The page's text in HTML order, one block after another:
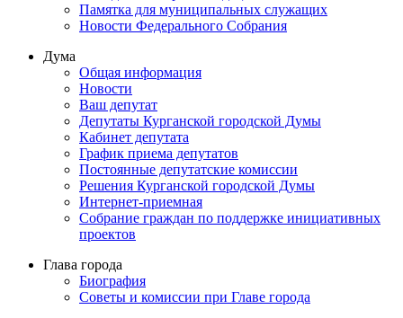
Памятка для муниципальных служащих
Новости Федерального Cобрания
Дума
Общая информация
Новости
Ваш депутат
Депутаты Курганской городской Думы
Кабинет депутата
График приема депутатов
Постоянные депутатские комиссии
Решения Курганской городской Думы
Интернет-приемная
Собрание граждан по поддержке инициативных
проектов
Глава города
Биография
Советы и комиссии при Главе города